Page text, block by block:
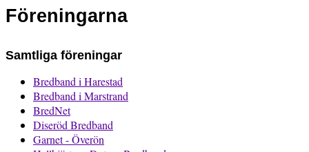
Föreningarna
Samtliga föreningar
Bredband i Harestad
Bredband i Marstrand
BredNet
Diseröd Bredband
Garnet - Överön